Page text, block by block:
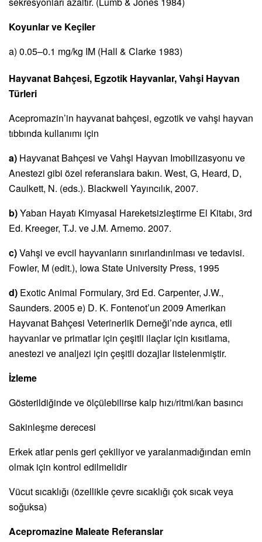
Koyunlar ve Keçiler
a) 0.05–0.1 mg/kg IM (Hall & Clarke 1983)
Hayvanat Bahçesi, Egzotik Hayvanlar, Vahşi Hayvan
Türleri
Acepromazin’in hayvanat bahçesi, egzotik ve vahşi hayvan
tıbbında kullanımı için
a) Hayvanat Bahçesi ve Vahşi Hayvan Imobilizasyonu ve
Anestezi gibi özel referanslara bakın. West, G, Heard, D,
Caulkett, N. (eds.). Blackwell Yayıncılık, 2007.
b)Yaban Hayatı Kimyasal Hareketsizleştirme El Kitabı, 3rd
Ed. Kreeger, T.J. ve J.M. Arnemo. 2007.
c)Vahşi ve evcil hayvanların sınırlandırılması ve tedavisi.
Fowler, M (edit.), Iowa State University Press, 1995
d) Exotic Animal Formulary, 3rd Ed. Carpenter, J.W.,
Saunders. 2005 e) D. K. Fontenot’un 2009 Amerikan
Hayvanat Bahçesi Veterinerlik Derneği’nde ayrıca, etli
hayvanlar ve primatlar için çeşitli ilaçlar için kısıtlama,
anestezi ve analjezi için çeşitli dozajlar listelenmiştir.
İzleme
Gösterildiğinde ve ölçülebilirse kalp hızı/ritmi/kan basıncı
Sakinleşme derecesi
Erkek atlar penis geri çekiliyor ve yaralanmadığından emin
olmak için kontrol edilmelidir
Vücut sıcaklığı (özellikle çevre sıcaklığı çok sıcak veya
soğuksa)
Acepromazine Maleate Referanslar